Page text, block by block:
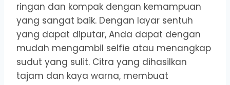
ringan dan kompak dengan kemampuan
yang sangat baik. Dengan layar sentuh
yang dapat diputar, Anda dapat dengan
mudah mengambil selfie atau menangkap
sudut yang sulit. Citra yang dihasilkan
tajam dan kaya warna, membuat